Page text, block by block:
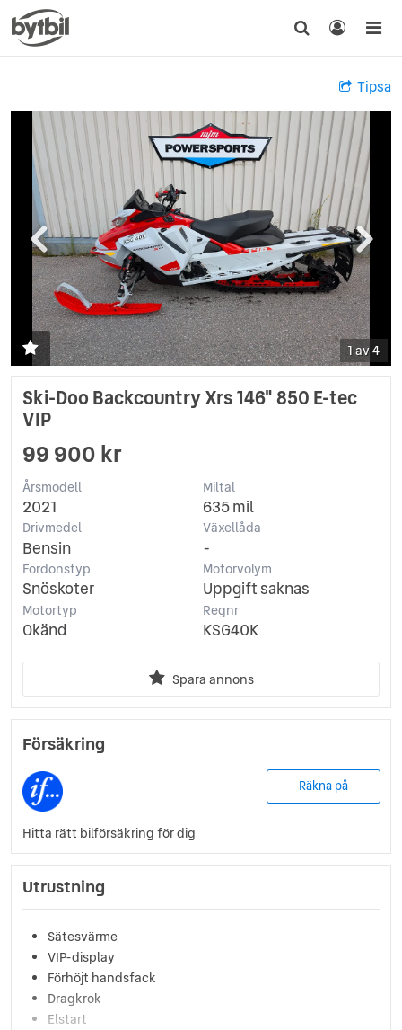
Tipsa
1 av 4
Ski-Doo Backcountry Xrs 146" 850 E-tec
VIP
99 900 kr
Årsmodell
2021
Miltal
635 mil
Drivmedel
Bensin
Växellåda
-
Fordonstyp
Snöskoter
Motorvolym
Uppgift saknas
Motortyp
Okänd
Regnr
KSG40K
Spara annons
Försäkring
Räkna på
Hitta rätt bilförsäkring för dig
Utrustning
Sätesvärme
VIP-display
Förhöjt handsfack
Dragkrok
Elstart